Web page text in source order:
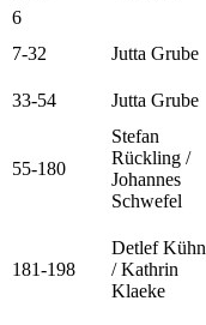
6
7-32
Jutta Grube
33-54
Jutta Grube
55-180
Stefan
Rückling /
Johannes
Schwefel
181-198
Detlef Kühn
/ Kathrin
Klaeke